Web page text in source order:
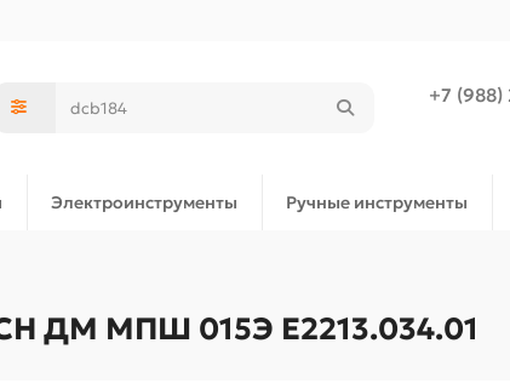
+7 (988)
Электроинструменты Ручные инструменты
ДМ МПШ 015Э E2213.034.01